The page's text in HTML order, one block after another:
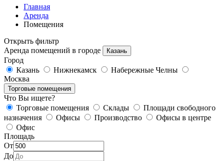
Главная
Аренда
Помещения
Открыть фильтр
Аренда помещений в городе
Казань
Город
Казань
Нижнекамск
Набережные Челны
Москва
Торговые помещения
Что Вы ищете?
Торговые помещения
Склады
Площади свободного
назначения
Офисы Производство
Офисы в центре
Офис
Площадь
От
До